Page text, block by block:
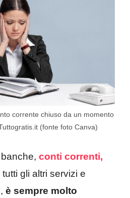
corrente chiuso da un momento
(fonte foto Canva)
conti correnti,
tutti gli altri servizi e
è sempre molto